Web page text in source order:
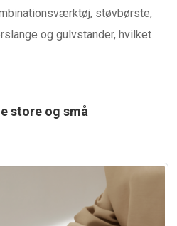
støvbørste,
og gulvstander, hvilket
store og små